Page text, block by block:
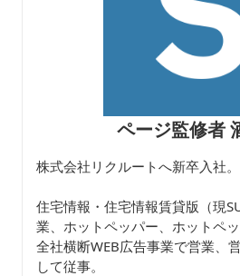
ページ監修者
株式会社リクルートへ新卒入社。
住宅情報・住宅情報賃貸版（現
業、ホットペッパー、ホットペ
全社横断WEB広告事業で営業、
して従事。